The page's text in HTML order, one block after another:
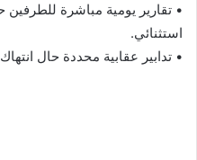
• تقارير يومية مباشرة
استثنائي.
• تدابير عقابية محددة حال